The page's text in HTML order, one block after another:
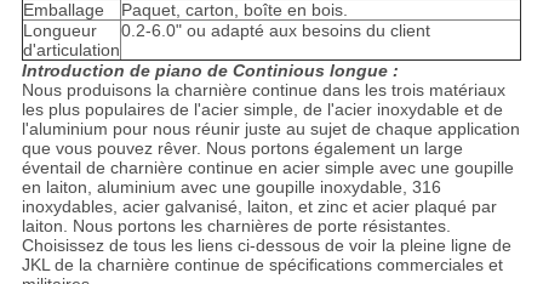
Emballage
Paquet, carton, boîte en bois.
Longueur
d'articulation
0.2-6.0" ou adapté aux besoins du client
Introduction de piano de Continious longue :
Nous produisons la charnière continue dans les trois matériaux
les plus populaires de l'acier simple, de l'acier inoxydable et de
l'aluminium pour nous réunir juste au sujet de chaque application
que vous pouvez rêver. Nous portons également un large
éventail de charnière continue en acier simple avec une goupille
en laiton, aluminium avec une goupille inoxydable, 316
inoxydables, acier galvanisé, laiton, et zinc et acier plaqué par
laiton. Nous portons les charnières de porte résistantes.
Choisissez de tous les liens ci-dessous de voir la pleine ligne de
JKL de la charnière continue de spécifications commerciales et